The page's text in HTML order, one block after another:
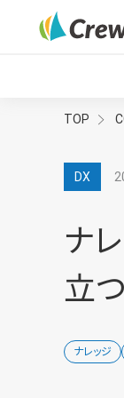
TOP
DX
ナ
立
ナレッジ